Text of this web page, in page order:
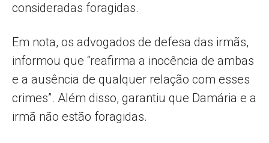
consideradas foragidas.
Em nota, os advogados de defesa das irmãs,
informou que “reafirma a inocência de ambas
e a ausência de qualquer relação com esses
crimes”. Além disso, garantiu que Damária e a
irmã não estão foragidas.